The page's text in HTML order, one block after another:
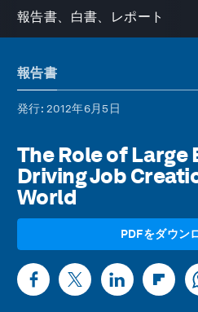
報告書、白書、レポート
報告書
発行: 2012年6月5日
The Role of Large
Driving Job
World
PDFをダウン